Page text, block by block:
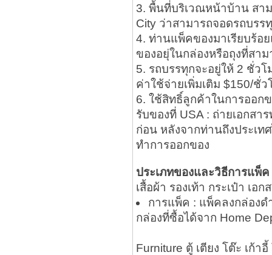
3. พื้นที่บริเวณหน้าบ้าน สา
City ว่าสามารถจอดรถบรร
4. ท่านแพ็คของมาเรียบร้อ
ของอยุ่ในกล่องหรือถุงที่สา
5. รถบรรทุกจะอยู่ให้ 2 ชั่ว
ค่าใช้จ่ายเพิ่มเติม $150/ชั่ว
6. ใช้สิทธิ์ลูกค้าในการออก
รับของที่ USA : ถ่ายเอกส
ก่อน หลังจากท่านถึงประเท
ทำการออกของ
ประเภทของและวิธีการแพ็ค
เสื้อผ้า รองเท้า กระเป๋า เอก
การแพ็ค : แพ็คลงกล่อง
กล่องที่ซื้อได้จาก Home
Furniture ตู้ เตียง โต๊ะ เก้า